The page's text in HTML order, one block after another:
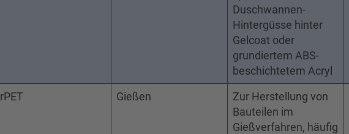
Duschwannen-
Hintergüsse hinter
Gelcoat oder
grundiertem ABS-
beschichtetem Acryl
rPET Gießen
Zur Herstellung von
Bauteilen im
Gießverfahren, häufig